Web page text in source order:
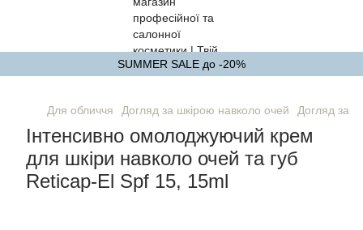
SUMMER SALE до -20%
Для обличчя Догляд за шкірою навколо очей Догляд за
Інтенсивно омолоджуючий крем
для шкіри навколо очей та губ
Reticap-El Spf 15, 15ml